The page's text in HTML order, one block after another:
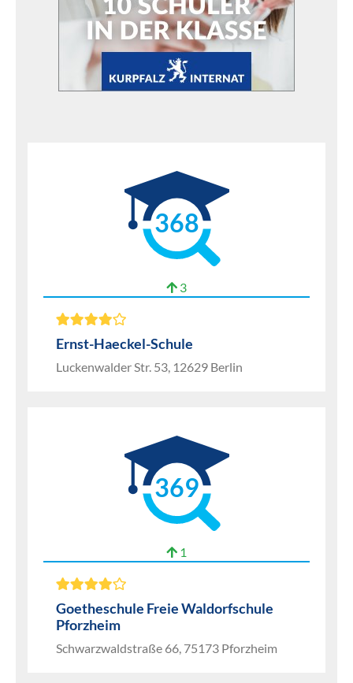
368
3
Ernst-Haeckel-Schule
Luckenwalder Str. 53, 12629 Berlin
369
1
Goetheschule Freie Waldorfschule
Pforzheim
Schwarzwaldstraße 66, 75173 Pforzheim